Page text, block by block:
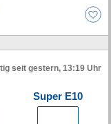
seit gestern, 13:19 Uhr
Super E10